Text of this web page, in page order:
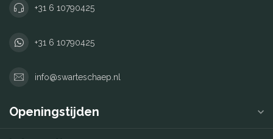
+31 6 10790425
+31 6 10790425
info@swarteschaep.nl
Openingstijden